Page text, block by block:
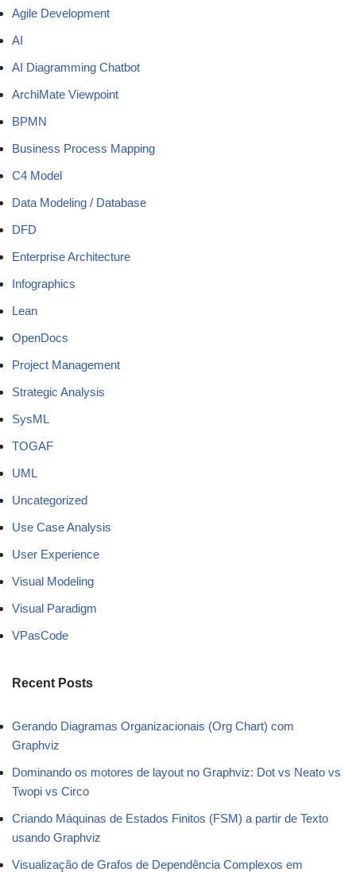
Agile Development
AI
AI Diagramming Chatbot
ArchiMate Viewpoint
BPMN
Business Process Mapping
C4 Model
Data Modeling / Database
DFD
Enterprise Architecture
Infographics
Lean
OpenDocs
Project Management
Strategic Analysis
SysML
TOGAF
UML
Uncategorized
Use Case Analysis
User Experience
Visual Modeling
Visual Paradigm
VPasCode
Recent Posts
Gerando Diagramas Organizacionais (Org Chart) com
Graphviz
Dominando os motores de layout no Graphviz: Dot vs Neato vs
Twopi vs Circo
Criando Máquinas de Estados Finitos (FSM) a partir de Texto
usando Graphviz
Visualização de Grafos de Dependência Complexos em